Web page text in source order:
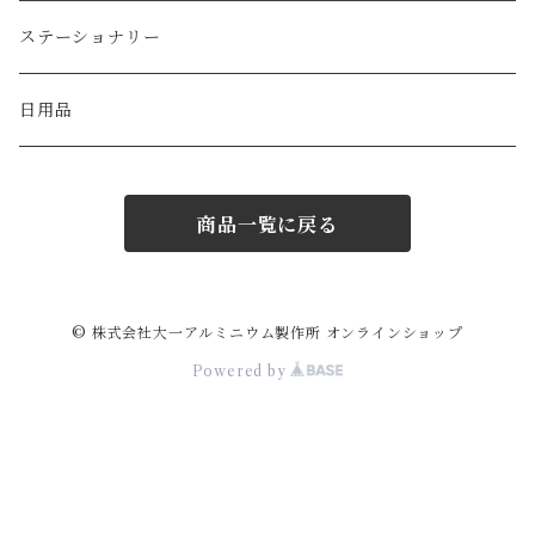
ステーショナリー
日用品
商品一覧に戻る
© 株式会社大一アルミニウム製作所 オンラインショップ
Powered by